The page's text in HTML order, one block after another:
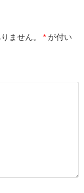
ません。 * が付い